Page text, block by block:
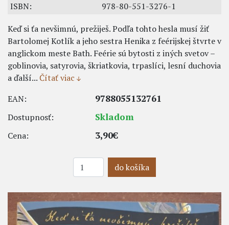
ISBN:
978-80-551-3276-1
Keď si ťa nevšimnú, prežiješ. Podľa tohto hesla musí žiť
Bartolomej Kotlík a jeho sestra Henika z feérijskej štvrte v
anglickom meste Bath. Feérie sú bytosti z iných svetov –
goblinovia, satyrovia, škriatkovia, trpaslíci, lesní duchovia
a ďalší...Čítať viac
EAN:
9788055132761
Dostupnosť: Skladom
Cena: 3,90€
do košíka